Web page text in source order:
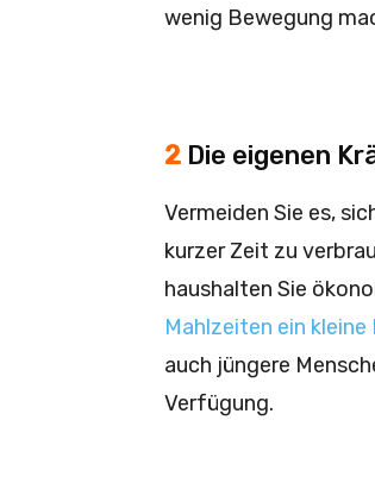
wenig Bewegung
2 Die eigenen
Vermeiden Sie es,
kurzer Zeit zu
haushalten Sie
Mahlzeiten ein kleine
auch jüngere
Verfügung.